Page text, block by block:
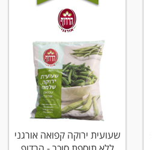
שעועית ירוקה קפואה אורגני